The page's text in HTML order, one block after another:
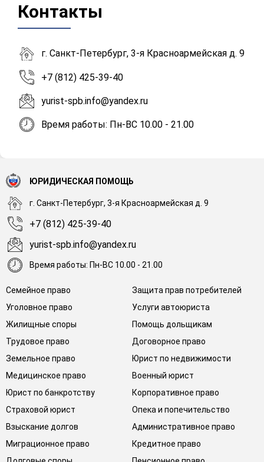
Контакты
г. Санкт-Петербург, 3-я Красноармейская д. 9
+7 (812) 425-39-40
yurist-spb.info@yandex.ru
Время работы: Пн-ВС 10.00 - 21.00
Семейное право
Защита прав потребителей
Уголовное право
Услуги автоюриста
Жилищные споры
Помощь дольщикам
Трудовое право
Договорное право
Земельное право
Юрист по недвижимости
Медицинское право
Военный юрист
Юрист по банкротству
Корпоративное право
Страховой юрист
Опека и попечительство
Взыскание долгов
Административное право
Миграционное право
Кредитное право
ЮРИДИЧЕСКАЯ ПОМОЩЬ
г. Санкт-Петербург, 3-я Красноармейская д. 9
+7 (812) 425-39-40
yurist-spb.info@yandex.ru
Время работы: Пн-ВС 10.00 - 21.00